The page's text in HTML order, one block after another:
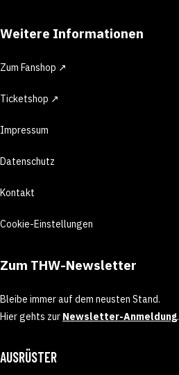
Weitere Informationen
Zum Fanshop ↗
Ticketshop ↗
Impressum
Datenschutz
Kontakt
Cookie-Einstellungen
Zum THW-Newsletter
Bleibe immer auf dem neusten Stand.
Hier gehts zur Newsletter-Anmeldung.
AUSRÜSTER